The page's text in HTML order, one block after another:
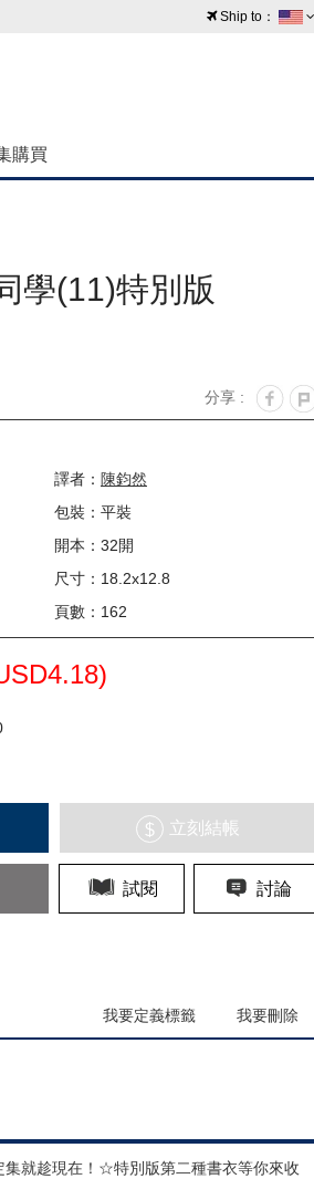
Ship to：
購買
學(11)特別版
分享 :
譯者： 陳鈞然
包裝：平裝
開本：32開
尺寸：18.2x12.8
頁數：162
4.18)
$ 立刻結帳
試閱 討論
我要定義標籤 我要刪除
就趁現在！☆特別版第二種書衣等你來收